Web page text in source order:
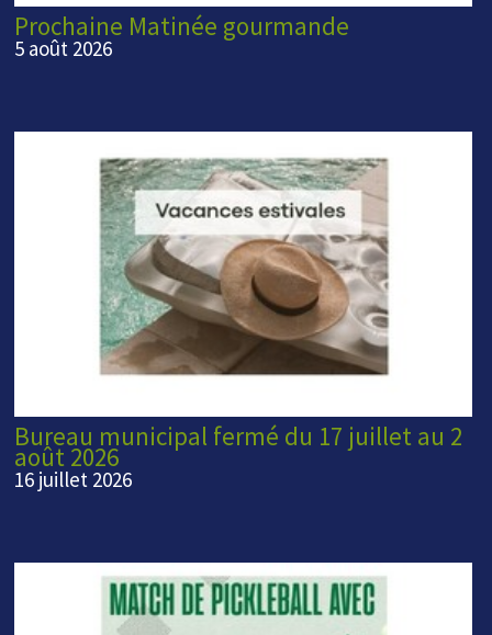
Prochaine Matinée gourmande
5 août 2026
Bureau municipal fermé du 17 juillet au 2
août 2026
16 juillet 2026